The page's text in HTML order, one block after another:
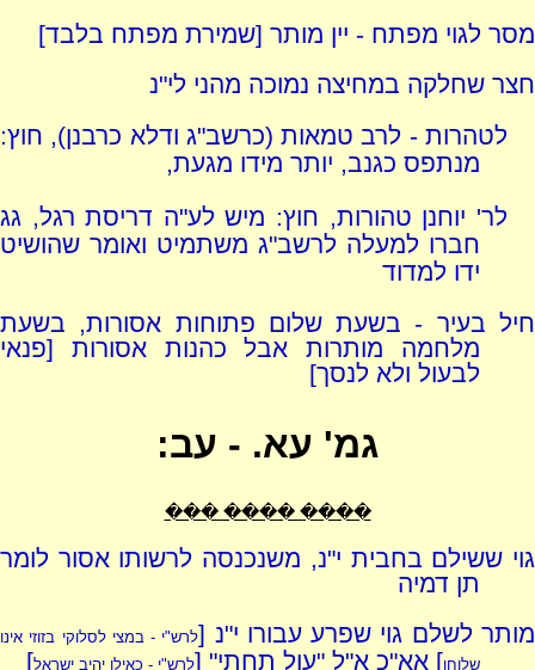
מסר לגוי מפתח - יין מותר [שמירת מפתח בלבד]
חצר שחלקה במחיצה נמוכה מהני לי"נ
לטהרות - לרב טמאות (כרשב"ג ודלא כרבנן), חוץ:
מנתפס כגנב, יותר מידו מגעת,
לר' יוחנן טהורות, חוץ: מיש לע"ה דריסת רגל, גג
חברו למעלה לרשב"ג משתמיט ואומר שהושיט
ידו למדוד
חיל בעיר - בשעת שלום פתוחות אסורות, בשעת
מלחמה מותרות אבל כהנות אסורות [פנאי
לבעול ולא לנסך]
גמ' עא. - עב:
���� ���� ���
גוי ששילם בחבית י"נ, משנכנסה לרשותו אסור לומר
תן דמיה
מותר לשלם גוי שפרע עבורו י"נ [לרש"י - במצי לסלוקי בזוזי אינו
שלוחו] אא"כ א"ל "עול תחתי" [לרש"י - כאילו יהיב ישראל]